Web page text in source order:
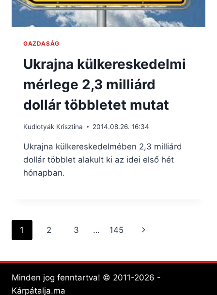
GAZDASÁG
Ukrajna külkereskedelmi
mérlege 2,3 milliárd
dollár többletet mutat
Kudlotyák Krisztina 2014.08.26. 16:34
Ukrajna külkereskedelmében 2,3 milliárd
dollár többlet alakult ki az idei első hét
hónapban.
Page
1 2 3 … 145
Next
Minden jog fenntartva! © 2011-2026 -
Kárpátalja.ma